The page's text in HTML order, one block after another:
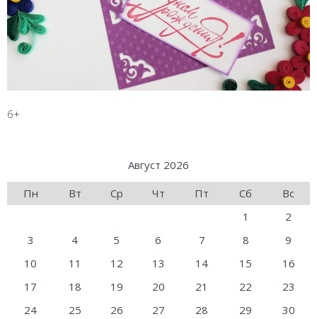
6+
Август 2026
Пн
Вт Ср Чт Пт Сб
Вс
1
2
3
4 5 6 7 8
9
10
11 12 13 14 15
16
17
18 19 20 21 22
23
24
25 26 27 28 29
30